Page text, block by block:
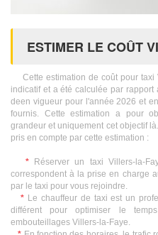
ESTIMER LE COÛT
Cette estimation de coût pour taxi
indicatif et a été calculée par
deen vigueur pour l'année 2026 et
fournis. Cette estimation a pour
grandeur et uniquement cet objectif
pris en compte par cette estimation :
* Réserver un taxi Villers-la-
correspondent à la prise en charge
par le taxi pour vous rejoindre.
* Le chauffeur de taxi est un
différent pour optimiser le
embouteillages Villers-la-Faye.